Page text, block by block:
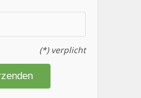
(*) verplicht